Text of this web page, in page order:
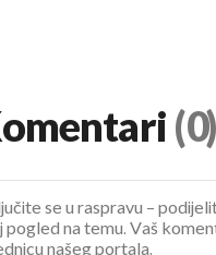
(0)
se u raspravu –
pogled na temu. Vaš
našeg portala.